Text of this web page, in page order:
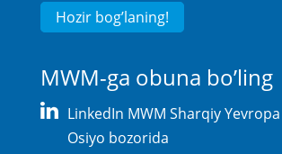
Hozir bog’laning!
MWM-ga obuna bo’ling
LinkedIn MWM Sharqiy
Osiyo bozorida